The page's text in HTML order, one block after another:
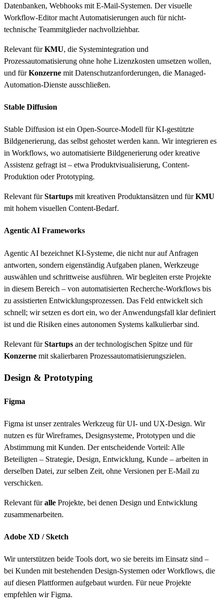
Datenbanken, Webhooks mit E-Mail-Systemen. Der visuelle
Workflow-Editor macht Automatisierungen auch für nicht-
technische Teammitglieder nachvollziehbar.
Relevant fürKMU, die Systemintegration und
Prozessautomatisierung ohne hohe Lizenzkosten umsetzen wollen,
und fürKonzerne mit Datenschutzanforderungen, die Managed-
Automation-Dienste ausschließen.
Stable Diffusion
Stable Diffusion ist ein Open-Source-Modell für KI-gestützte
Bildgenerierung, das selbst gehostet werden kann. Wir integrieren es
in Workflows, wo automatisierte Bildgenerierung oder kreative
Assistenz gefragt ist – etwa Produktvisualisierung, Content-
Produktion oder Prototyping.
Relevant fürStartups mit kreativen Produktansätzen und fürKMU
mit hohem visuellen Content-Bedarf.
Agentic AI Frameworks
Agentic AI bezeichnet KI-Systeme, die nicht nur auf Anfragen
antworten, sondern eigenständig Aufgaben planen, Werkzeuge
auswählen und schrittweise ausführen. Wir begleiten erste Projekte
in diesem Bereich – von automatisierten Recherche-Workflows bis
zu assistierten Entwicklungsprozessen. Das Feld entwickelt sich
schnell; wir setzen es dort ein, wo der Anwendungsfall klar definiert
ist und die Risiken eines autonomen Systems kalkulierbar sind.
Relevant fürStartups an der technologischen Spitze und für
Konzerne mit skalierbaren Prozessautomatisierungszielen.
Design & Prototyping
Figma
Figma ist unser zentrales Werkzeug für UI- und UX-Design. Wir
nutzen es für Wireframes, Designsysteme, Prototypen und die
Abstimmung mit Kunden. Der entscheidende Vorteil: Alle
Beteiligten – Strategie, Design, Entwicklung, Kunde – arbeiten in
derselben Datei, zur selben Zeit, ohne Versionen per E-Mail zu
verschicken.
Relevant füralle Projekte, bei denen Design und Entwicklung
zusammenarbeiten.
Adobe XD / Sketch
Wir unterstützen beide Tools dort, wo sie bereits im Einsatz sind –
bei Kunden mit bestehenden Design-Systemen oder Workflows, die
auf diesen Plattformen aufgebaut wurden. Für neue Projekte
empfehlen wir Figma.